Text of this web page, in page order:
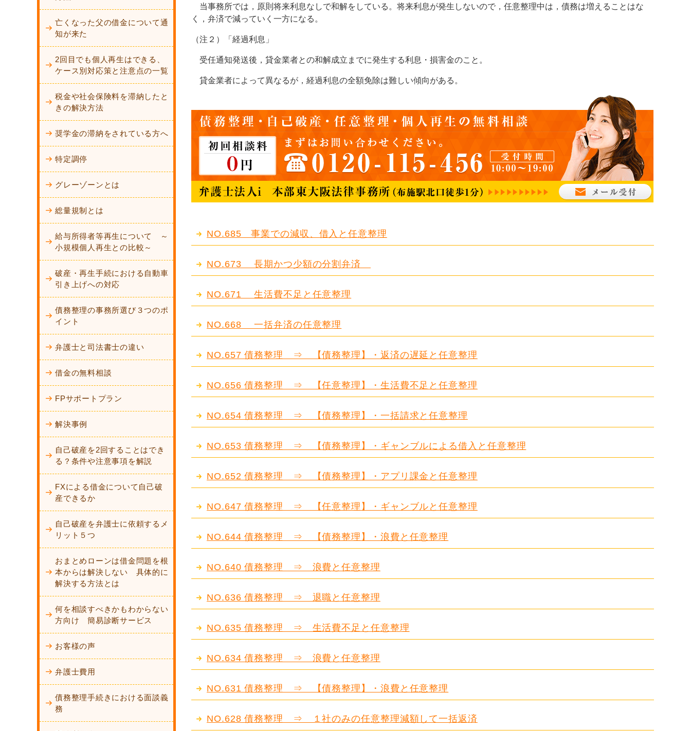
当事務所では，原則将来利息なしで和解をしている。将来利息が発生しないので，任意整理中は，債務は増えることはな
く，弁済で減っていく一方になる。
（注２）「経過利息」
受任通知発送後，貸金業者との和解成立までに発生する利息・損害金のこと。
貸金業者によって異なるが，経過利息の全額免除は難しい傾向がある。
NO.685 事業での減収、借入と任意整理
NO.673 長期かつ少額の分割弁済
NO.671 生活費不足と任意整理
NO.668 一括弁済の任意整理
NO.657 債務整理 ⇒ 【債務整理】・返済の遅延と任意整理
NO.656 債務整理 ⇒ 【任意整理】・生活費不足と任意整理
NO.654 債務整理 ⇒ 【債務整理】・一括請求と任意整理
NO.653 債務整理 ⇒ 【債務整理】・ギャンブルによる借入と任意整理
NO.652 債務整理 ⇒ 【債務整理】・アプリ課金と任意整理
NO.647 債務整理 ⇒ 【任意整理】・ギャンブルと任意整理
NO.644 債務整理 ⇒ 【債務整理】・浪費と任意整理
NO.640 債務整理 ⇒ 浪費と任意整理
NO.636 債務整理 ⇒ 退職と任意整理
NO.635 債務整理 ⇒ 生活費不足と任意整理
NO.634 債務整理 ⇒ 浪費と任意整理
NO.631 債務整理 ⇒ 【債務整理】・浪費と任意整理
NO.628 債務整理 ⇒ １社のみの任意整理減額して一括返済
亡くなった父の借金について通
知が来た
2回目でも個人再生はできる、
ケース別対応策と注意点の一覧
税金や社会保険料を滞納したと
きの解決方法
奨学金の滞納をされている方へ
特定調停
グレーゾーンとは
総量規制とは
給与所得者等再生について ～
小規模個人再生との比較～
破産・再生手続における自動車
引き上げへの対応
債務整理の事務所選び３つのポ
イント
弁護士と司法書士の違い
借金の無料相談
FPサポートプラン
解決事例
自己破産を2回することはでき
る？条件や注意事項を解説
FXによる借金について自己破
産できるか
自己破産を弁護士に依頼するメ
リット５つ
おまとめローンは借金問題を根
本からは解決しない 具体的に
解決する方法とは
何を相談すべきかもわからない
方向け 簡易診断サービス
お客様の声
弁護士費用
債務整理手続きにおける面談義
務